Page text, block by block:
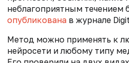
неблагоприятным течением
опубликована в журнале
Метод можно применять к
нейросети и любому типу